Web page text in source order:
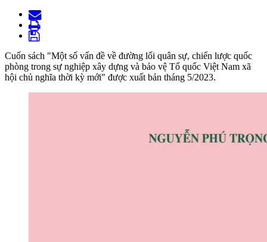
Cuốn sách "Một số vấn đề về đường lối quân sự, chiến lược quốc
phòng trong sự nghiệp xây dựng và bảo vệ Tổ quốc Việt Nam xã
hội chủ nghĩa thời kỳ mới" được xuất bản tháng 5/2023.